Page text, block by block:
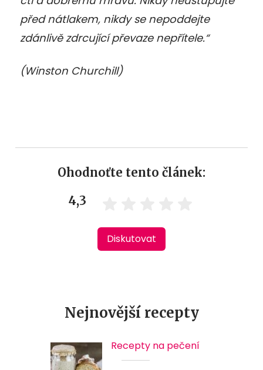
před nátlakem, nikdy se nepoddejte
zdánlivě zdrcující převaze nepřítele.“
(Winston Churchill)
Ohodnoťte tento článek:
4,3
Diskutovat
Nejnovější recepty
Recepty na pečení